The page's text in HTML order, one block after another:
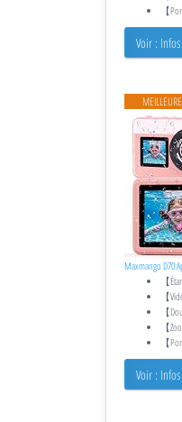
【
Voir :
Maxmango D70
【
【
【
【
【
Voir :